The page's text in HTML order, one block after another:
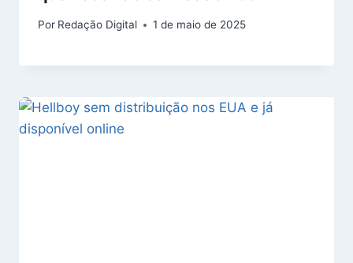
Por Redação Digital 1 de maio de 2025